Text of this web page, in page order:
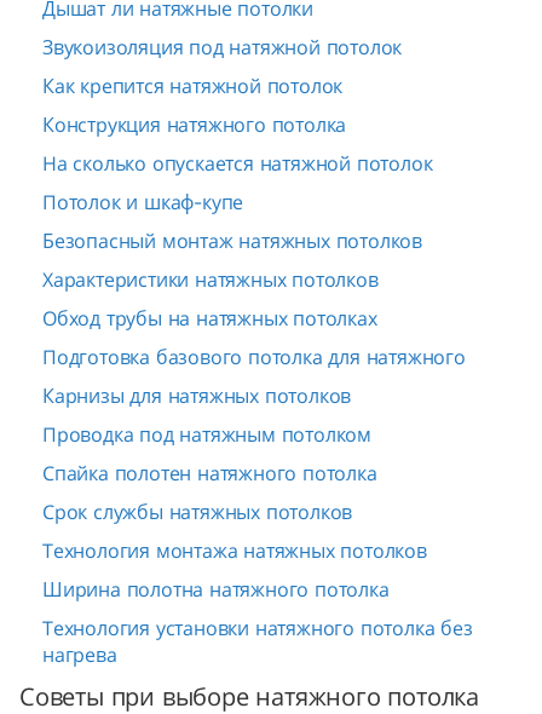
Дышат ли натяжные потолки
Звукоизоляция под натяжной потолок
Как крепится натяжной потолок
Конструкция натяжного потолка
На сколько опускается натяжной потолок
Потолок и шкаф-купе
Безопасный монтаж натяжных потолков
Характеристики натяжных потолков
Обход трубы на натяжных потолках
Подготовка базового потолка для натяжного
Карнизы для натяжных потолков
Проводка под натяжным потолком
Спайка полотен натяжного потолка
Срок службы натяжных потолков
Технология монтажа натяжных потолков
Ширина полотна натяжного потолка
Технология установки натяжного потолка без
нагрева
Советы при выборе натяжного потолка